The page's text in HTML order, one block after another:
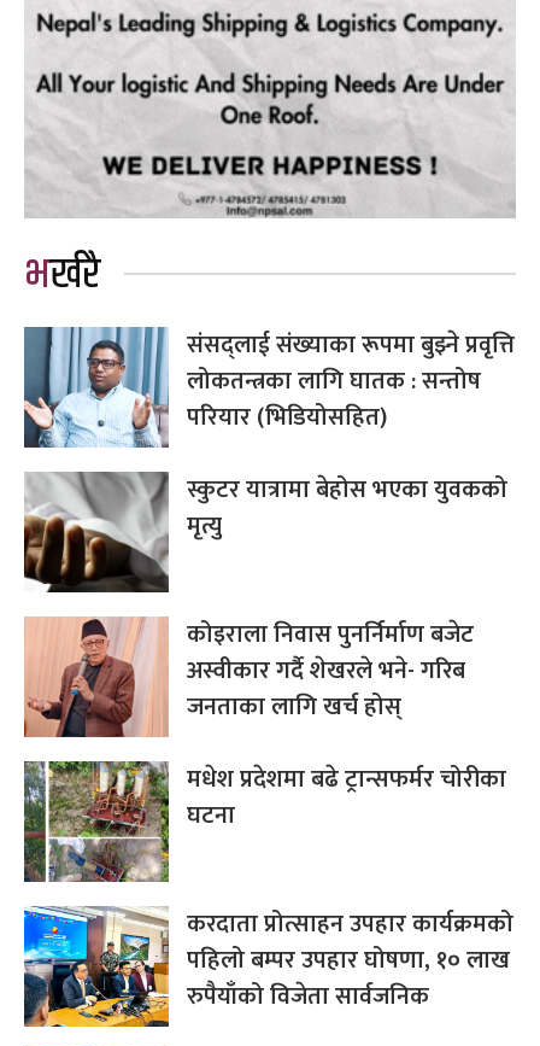
भर्खरै
संसद्लाई संख्याका रूपमा बुझ्ने प्रवृत्ति
लोकतन्त्रका लागि घातक : सन्तोष
परियार (भिडियोसहित)
स्कुटर यात्रामा बेहोस भएका युवकको
मृत्यु
कोइराला निवास पुनर्निर्माण बजेट
अस्वीकार गर्दै शेखरले भने- गरिब
जनताका लागि खर्च होस्
मधेश प्रदेशमा बढे ट्रान्सफर्मर चोरीका
घटना
करदाता प्रोत्साहन उपहार कार्यक्रमको
पहिलो बम्पर उपहार घोषणा, १० लाख
रुपैयाँको विजेता सार्वजनिक